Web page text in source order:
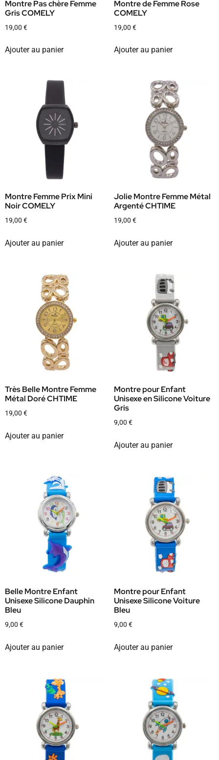
Montre Pas chère Femme
Gris COMELY
19,00 €
Ajouter au panier
Montre de Femme Rose
COMELY
19,00 €
Ajouter au panier
Montre Femme Prix Mini
Noir COMELY
19,00 €
Ajouter au panier
Jolie Montre Femme Métal
Argenté CHTIME
19,00 €
Ajouter au panier
Très Belle Montre Femme
Métal Doré CHTIME
19,00 €
Ajouter au panier
Montre pour Enfant
Unisexe en Silicone Voiture
Gris
9,00 €
Ajouter au panier
Belle Montre Enfant
Unisexe Silicone Dauphin
Bleu
9,00 €
Ajouter au panier
Montre pour Enfant
Unisexe Silicone Voiture
Bleu
9,00 €
Ajouter au panier